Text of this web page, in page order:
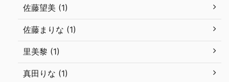
佐藤望美 (1)
佐藤まりな (1)
里美黎 (1)
真田りな (1)